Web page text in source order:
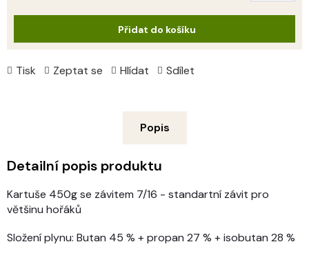
Tisk Zeptat se Hlídat Sdílet
Přidat do košíku
Popis
Detailní popis produktu
Kartuše 450g se závitem 7/16 - standartní závit pro
většinu hořáků
Složení plynu: Butan 45 % + propan 27 % + isobutan 28 %